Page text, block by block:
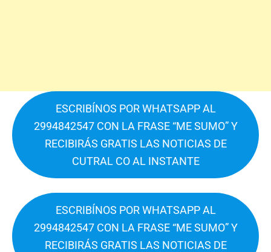
ESCRIBÍNOS POR WHATSAPP AL
2994842547 CON LA FRASE “ME SUMO” Y
RECIBIRÁS GRATIS LAS NOTICIAS DE
CUTRAL CO AL INSTANTE
ESCRIBÍNOS POR WHATSAPP AL
2994842547 CON LA FRASE “ME SUMO” Y
RECIBIRÁS GRATIS LAS NOTICIAS DE